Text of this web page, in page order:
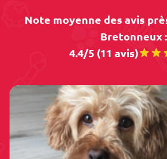
Note moyenne des avis
Bretonneux :
4.4/5 (11 avis)